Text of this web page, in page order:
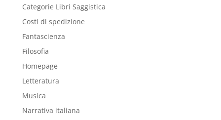
Categorie Libri Saggistica
Costi di spedizione
Fantascienza
Filosofia
Homepage
Letteratura
Musica
Narrativa italiana